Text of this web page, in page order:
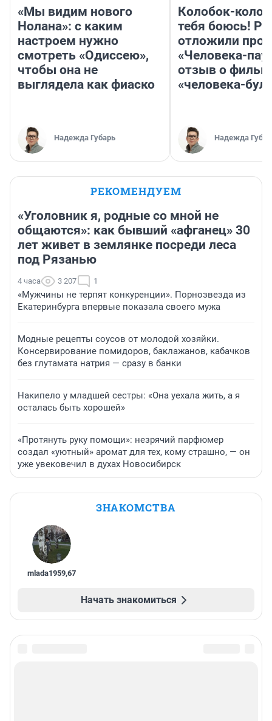
«Мы видим нового
Нолана»: с каким
настроем нужно
смотреть «Одиссею»,
чтобы она не
выглядела как фиаско
Надежда Губарь
Колобок-
тебя боюсь!
отложили
«Человека-
отзыв о
«человека-
Надежда
РЕКОМЕНДУЕМ
«Уголовник я, родные со мной не
общаются»: как бывший «афганец» 30
лет живет в землянке посреди леса
под Рязанью
4 часа 3 207 1
«Мужчины не терпят конкуренции». Порнозвезда из
Екатеринбурга впервые показала своего мужа
Модные рецепты соусов от молодой хозяйки.
Консервирование помидоров, баклажанов, кабачков
без глутамата натрия — сразу в банки
Накипело у младшей сестры: «Она уехала жить, а я
осталась быть хорошей»
«Протянуть руку помощи»: незрячий парфюмер
создал «уютный» аромат для тех, кому страшно, — он
уже увековечил в духах Новосибирск
ЗНАКОМСТВА
mlada1959,67
Начать знакомиться